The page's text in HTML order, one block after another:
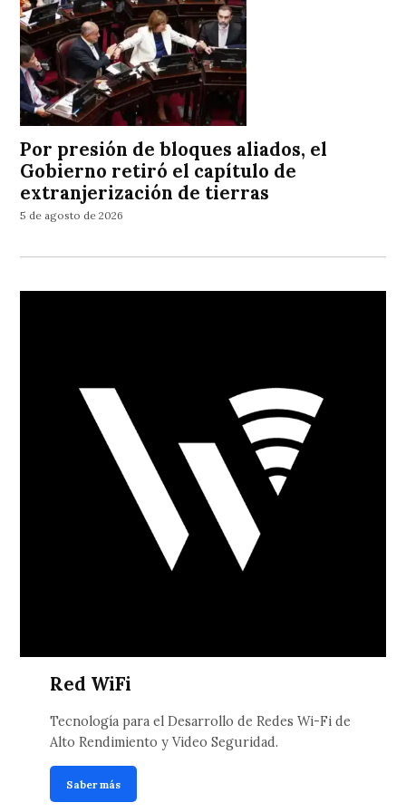
Por presión de bloques aliados, el
Gobierno retiró el capítulo de
extranjerización de tierras
5 de agosto de 2026
Red WiFi
Tecnología para el Desarrollo de Redes Wi-Fi de
Alto Rendimiento y Video Seguridad.
Saber más